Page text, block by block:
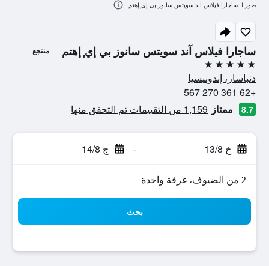
ساجارا فيلاس آند سويتس سانوز بي إي ٕإهتم منتجع
5 نجوم
دنباسار، إندونيسيا
+62 361 270 567
8.7 ممتاز 1,159 من التقييمات تم التحقق منها
خ 13/8 - ج 14/8
2 من الضيوف، غرفة واحدة
بحث
صور لـ ساجارا فيلاس آند سويتس سانوز بي إي ٕإهتم